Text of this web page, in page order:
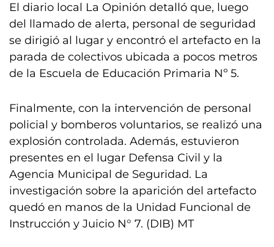
El diario local La Opinión detalló que, luego
del llamado de alerta, personal de seguridad
se dirigió al lugar y encontró el artefacto en la
parada de colectivos ubicada a pocos metros
de la Escuela de Educación Primaria Nº 5.
Finalmente, con la intervención de personal
policial y bomberos voluntarios, se realizó una
explosión controlada. Además, estuvieron
presentes en el lugar Defensa Civil y la
Agencia Municipal de Seguridad. La
investigación sobre la aparición del artefacto
quedó en manos de la Unidad Funcional de
Instrucción y Juicio N° 7. (DIB) MT